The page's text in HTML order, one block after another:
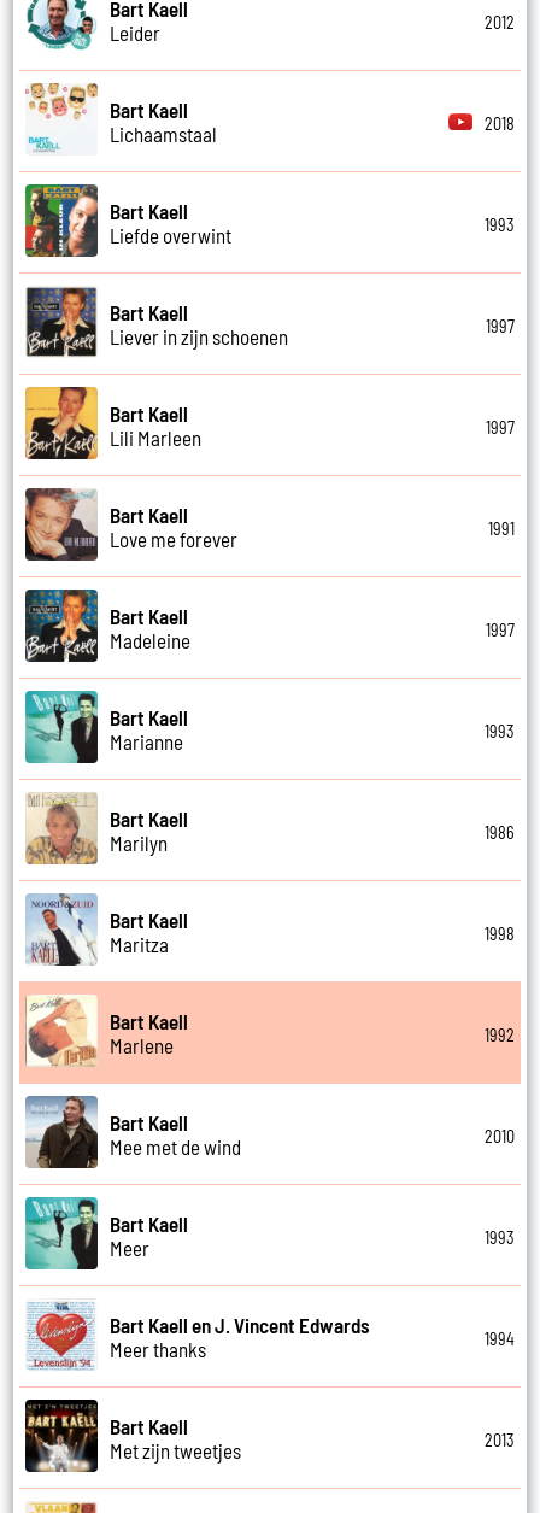
Bart Kaell
Leider
2012
Bart Kaell
Lichaamstaal
2018
Bart Kaell
Liefde overwint
1993
Bart Kaell
Liever in zijn schoenen
1997
Bart Kaell
Lili Marleen
1997
Bart Kaell
Love me forever
1991
Bart Kaell
Madeleine
1997
Bart Kaell
Marianne
1993
Bart Kaell
Marilyn
1986
Bart Kaell
Maritza
1998
Bart Kaell
Marlene
1992
Bart Kaell
Mee met de wind
2010
Bart Kaell
Meer
1993
Bart Kaell en J. Vincent Edwards
Meer thanks
1994
Bart Kaell
Met zijn tweetjes
2013